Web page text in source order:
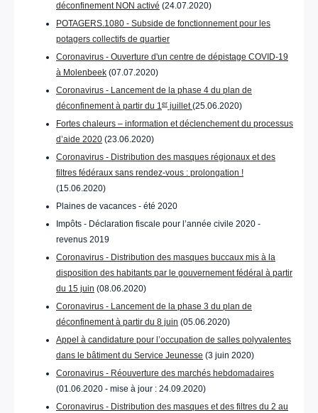
déconfinement NON activé (24.07.2020)
POTAGERS.1080 - Subside de fonctionnement pour les
potagers collectifs de quartier
Coronavirus - Ouverture d'un centre de dépistage COVID-19
à Molenbeek (07.07.2020)
Coronavirus - Lancement de la phase 4 du plan de
déconfinement à partir du 1er juillet(25.06.2020)
Fortes chaleurs – information et déclenchement du processus
d’aide 2020 (23.06.2020)
Coronavirus - Distribution des masques régionaux et des
filtres fédéraux sans rendez-vous : prolongation !
(15.06.2020)
Plaines de vacances - été 2020
Impôts - Déclaration fiscale pour l’année civile 2020 -
revenus 2019
Coronavirus - Distribution des masques buccaux mis à la
disposition des habitants par le gouvernement fédéral à partir
du 15 juin (08.06.2020)
Coronavirus - Lancement de la phase 3 du plan de
déconfinement à partir du 8 juin (05.06.2020)
Appel à candidature pour l’occupation de salles polyvalentes
dans le bâtiment du Service Jeunesse (3 juin 2020)
Coronavirus - Réouverture des marchés hebdomadaires
(01.06.2020 - mise à jour : 24.09.2020)
Coronavirus - Distribution des masques et des filtres du 2 au